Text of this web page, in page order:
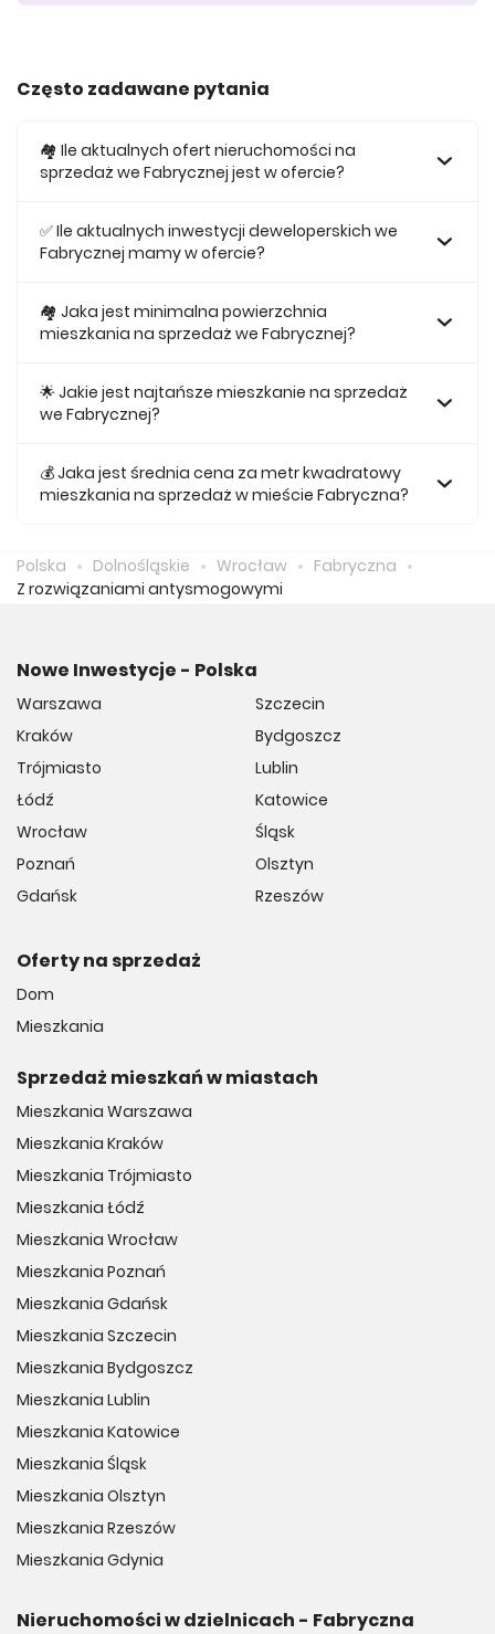
Często zadawane pytania
🏘️ Ile aktualnych ofert nieruchomości na
sprzedaż we Fabrycznej jest w ofercie?
we Fabrycznej.
✅ Ile aktualnych inwestycji deweloperskich we
Fabrycznej mamy w ofercie?
we Fabrycznej.
🏘 Jaka jest minimalna powierzchnia
mieszkania na sprzedaż we Fabrycznej?
Fabrycznej jest 27,87.
🌟 Jakie jest najtańsze mieszkanie na sprzedaż
we Fabrycznej?
ofercie kosztuje 385 303 zł.
💰 Jaka jest średnia cena za metr kwadratowy
mieszkania na sprzedaż w mieście Fabryczna?
Polska Dolnośląskie Wrocław
Fabryczna
Z rozwiązaniami antysmogowymi
Nowe Inwestycje - Polska
Warszawa
Kraków
Trójmiasto
Łódź
Wrocław
Poznań
Gdańsk
Szczecin
Bydgoszcz
Lublin
Katowice
Śląsk
Olsztyn
Rzeszów
Oferty na sprzedaż
Dom
Mieszkania
Sprzedaż mieszkań w miastach
Mieszkania Warszawa
Mieszkania Kraków
Mieszkania Trójmiasto
Mieszkania Łódź
Mieszkania Wrocław
Mieszkania Poznań
Mieszkania Gdańsk
Mieszkania Szczecin
Mieszkania Bydgoszcz
Mieszkania Lublin
Mieszkania Katowice
Mieszkania Śląsk
Mieszkania Olsztyn
Mieszkania Rzeszów
Mieszkania Gdynia
Nieruchomości w dzielnicach - Fabryczna